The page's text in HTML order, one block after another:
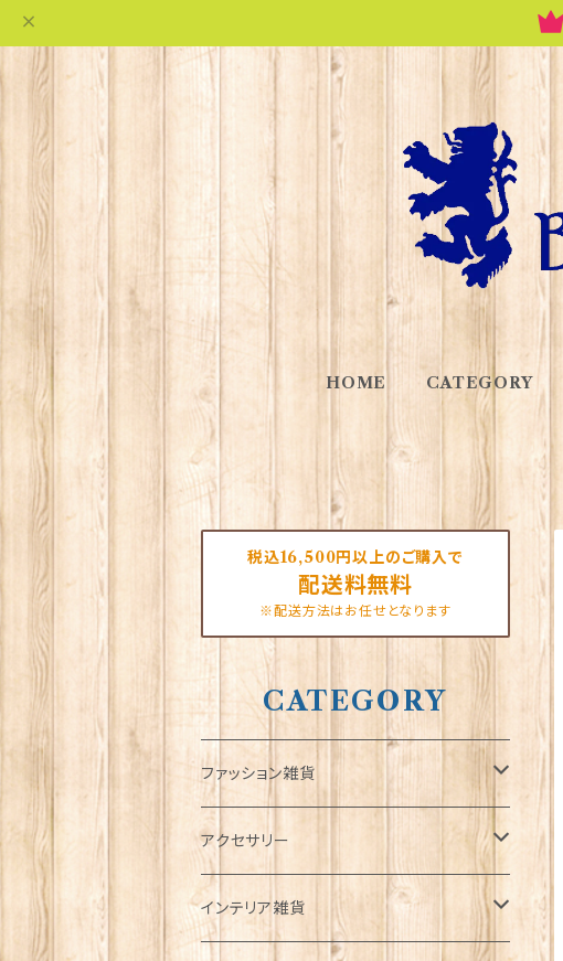
HOME CATEGORY
税込16,500円以上のご購入で
配送料無料
※配送方法はお任せとなります
CATEGORY
ファッション雑貨
タータンネクタイ
帽子
アクセサリー
ORTAK
インテリア雑貨